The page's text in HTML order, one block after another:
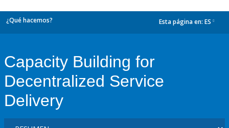
¿Qué hacemos? Esta página en: ES
Capacity Building for
Decentralized Service
Delivery